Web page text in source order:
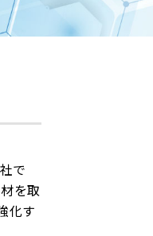
で
を取
化す